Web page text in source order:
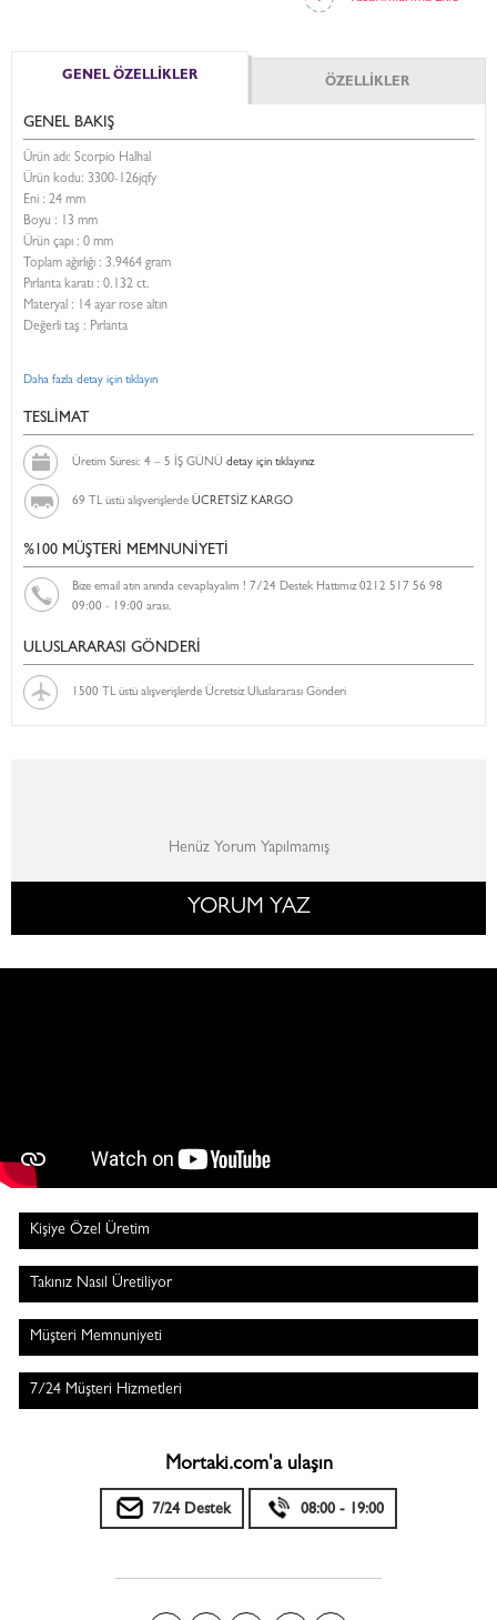
GENEL ÖZELLİKLER ÖZELLİKLER
GENEL BAKIŞ
Ürün adı: Scorpio Halhal
Ürün kodu: 3300-126jqfy
Eni : 24 mm
Boyu : 13 mm
Ürün çapı : 0 mm
Toplam ağırlığı : 3.9464 gram
Pırlanta karatı : 0.132 ct.
Materyal : 14 ayar rose altın
Değerli taş : Pırlanta
Daha fazla detay için tıklayın
TESLİMAT
Üretim Süresi: 4 – 5 İŞ GÜNÜ detay için tıklayınız
69 TL üstü alışverişlerde ÜCRETSİZ KARGO
%100 MÜŞTERİ MEMNUNİYETİ
Bize email atın anında cevaplayalım ! 7/24 Destek Hattımız 0212 517 56 98
09:00 - 19:00 arası.
ULUSLARARASI GÖNDERİ
1500 TL üstü alışverişlerde Ücretsiz Uluslararası Gönderi
Henüz Yorum Yapılmamış
YORUM YAZ
Kişiye Özel Üretim
Takınız Nasıl Üretiliyor
Müşteri Memnuniyeti
7/24 Müşteri Hizmetleri
Mortaki.com'a ulaşın
7/24 Destek 08:00 - 19:00